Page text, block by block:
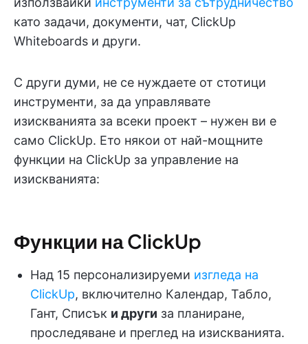
като задачи, документи, чат, ClickUp
Whiteboards и други.
С други думи, не се нуждаете от стотици
инструменти, за да управлявате
изискванията за всеки проект – нужен ви е
само ClickUp. Ето някои от най-мощните
функции на ClickUp за управление на
изискванията:
Функции на ClickUp
Над 15 персонализируеми изгледа на
ClickUp, включително Календар, Табло,
Гант, Списък и други за планиране,
проследяване и преглед на изискванията.